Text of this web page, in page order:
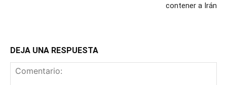
contener a Irán
DEJA UNA RESPUESTA